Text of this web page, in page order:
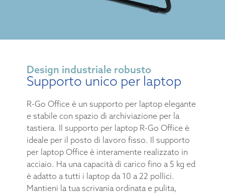
Design industriale robusto
Supporto unico per laptop
R-Go Office è un supporto per laptop elegante
e stabile con spazio di archiviazione per la
tastiera. Il supporto per laptop R-Go Office è
ideale per il posto di lavoro fisso. Il supporto
per laptop Office è interamente realizzato in
acciaio. Ha una capacità di carico fino a 5 kg ed
è adatto a tutti i laptop da 10 a 22 pollici.
Mantieni la tua scrivania ordinata e pulita,